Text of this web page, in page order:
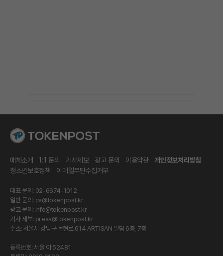
매체소개 1:1 문의 기사제보 광고 문의 이용약관
개인정보처리방침
청소년보호정책
이메일무단수집거부
대표 문의: 02-6674-1012
일반 문의: cs@tokenpost.kr
광고 문의: info@tokenpost.kr
기사 제보: press@tokenpost.kr
주소: 서울시 강남구 논현로 614 ARTISAN 빌딩 6층, 7층
등록번호: 서울 아 52481